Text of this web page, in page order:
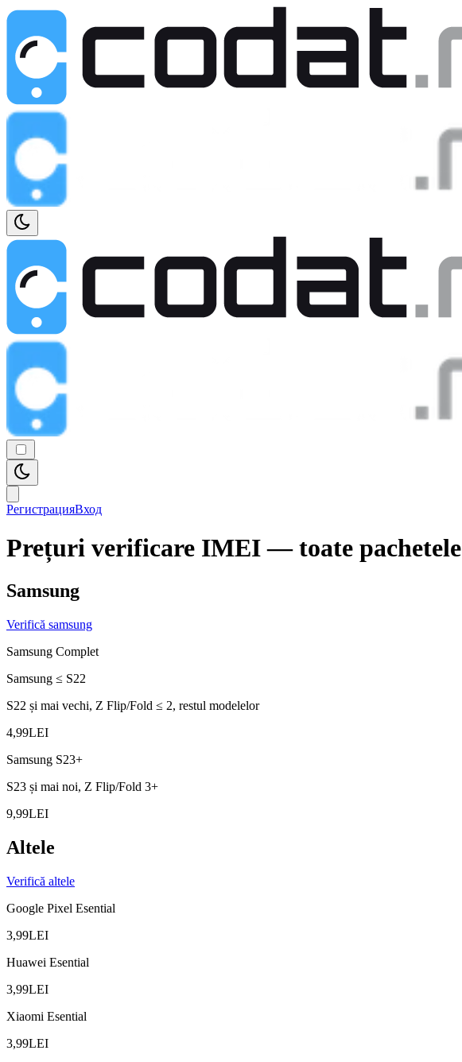
РегистрацияВход
Prețuri verificare IMEI — toate pachetele
Samsung
Verifică samsung
Samsung Complet
Samsung ≤ S22
S22 și mai vechi, Z Flip/Fold ≤ 2, restul modelelor
4,99LEI
Samsung S23+
S23 și mai noi, Z Flip/Fold 3+
9,99LEI
Altele
Verifică altele
Google Pixel Esential
3,99LEI
Huawei Esential
3,99LEI
Xiaomi Esential
3,99LEI